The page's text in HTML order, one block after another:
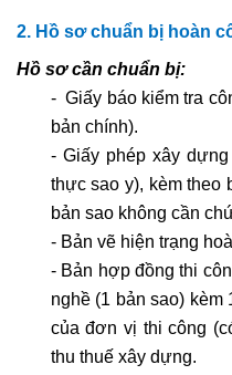
2. Hồ sơ chuẩn bị hoàn
Hồ sơ cần chuẩn bị:
- Giấy báo kiểm tra
bản chính).
- Giấy phép xây
thực sao y), kèm theo
bản sao không cần
- Bản vẽ hiện trạng
- Bản hợp đồng thi
nghề (1 bản sao) kèm
của đơn vị thi công
thu thuế xây dựng.